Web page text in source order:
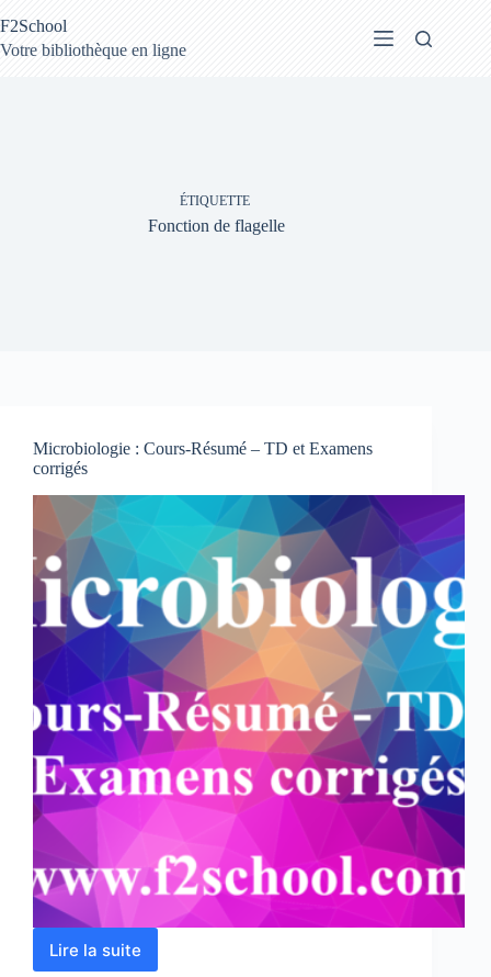
au
contenu
F2School
Votre bibliothèque en ligne
ÉTIQUETTE
Fonction de flagelle
Microbiologie : Cours-Résumé – TD et Examens
corrigés
Lire la suiteMicrobiologie